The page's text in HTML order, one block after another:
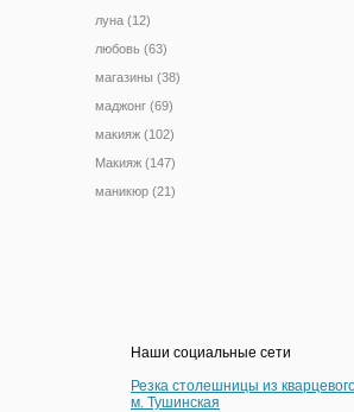
луна (12)
любовь (63)
магазины (38)
маджонг (69)
макияж (102)
Макияж (147)
маникюр (21)
Наши социальные сети
Резка столешницы из
м. Тушинская